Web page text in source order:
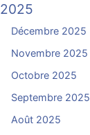
2025
Décembre 2025
Novembre 2025
Octobre 2025
Septembre 2025
Août 2025